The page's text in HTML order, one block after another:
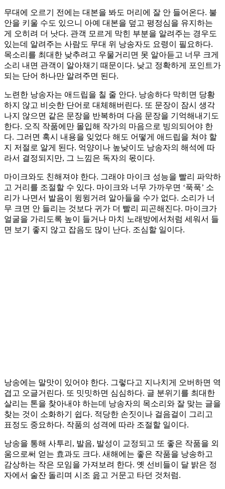
무대에 오르기 전에는 대본을 봐도 머리에 잘 안 들어온다. 불
안을 키울 수도 있으니 아예 대본을 덮고 평정심을 유지하는
게 오히려 더 낫다. 관객 모르게 막힌 부분을 알려주는 경우도
있는데 알려주는 사람도 무대 위 낭송자도 요령이 필요하다.
목소리를 최대한 낮추려고 우물거리면 못 알아듣고 너무 크게
소리 내면 관객이 알아채기 때문이다. 낮고 정확하게 포인트가
되는 단어 하나만 알려주면 된다.
노련한 낭송자는 애드립을 칠 줄 안다. 낭송하다 막히면 당황
하지 않고 비슷한 단어로 대체해버린다. 또 문장이 잠시 생각
나지 않으면 같은 문장을 반복하며 다음 문장을 기억해내기도
한다. 오직 작품에만 몰입해 작가의 마음으로 빙의되어야 한
다. 그러면 혹시 내용을 잊었다 해도 어떻게 애드립을 쳐야 할
지 저절로 알게 된다. 억양이나 높낮이도 낭송자의 해석에 따
라서 결정되지만, 그 느낌은 독자의 몫이다.
마이크와도 친해져야 한다. 그래야 마이크 성능을 빨리 파악하
고 거리를 조절할 수 있다. 마이크와 너무 가까우면 ‘푹푹’ 소
리가 나면서 발음이 윙윙거려 알아들을 수가 없다. 소리가 너
무 크면 안 들리는 것보다 귀가 더 빨리 피곤해진다. 마이크가
얼굴을 가리도록 높이 들거나 마치 노래방에서처럼 세워서 들
면 보기 좋지 않고 잡음도 많이 난다. 조심할 일이다.
낭송에는 말맛이 있어야 한다. 그렇다고 지나치게 오버하면 역
겹고 오글거린다. 또 밋밋하면 심심하다. 글 분위기를 최대한
살리는 톤을 찾아내야 하는데 낭송자의 목소리와 잘 맞는 글을
찾는 것이 소화하기 쉽다. 적당한 손짓이나 걸음걸이 그리고
표정도 중요하다. 작품의 성격에 따라 조절할 일이다.
낭송을 통해 사투리, 발음, 발성이 교정되고 또 좋은 작품을 외
움으로써 얻는 효과도 크다. 새해에는 좋은 작품을 낭송하고
감상하는 작은 모임을 가져보려 한다. 옛 선비들이 달 밝은 정
자에서 술잔 돌리며 시조 읊고 거문고 타던 것처럼.